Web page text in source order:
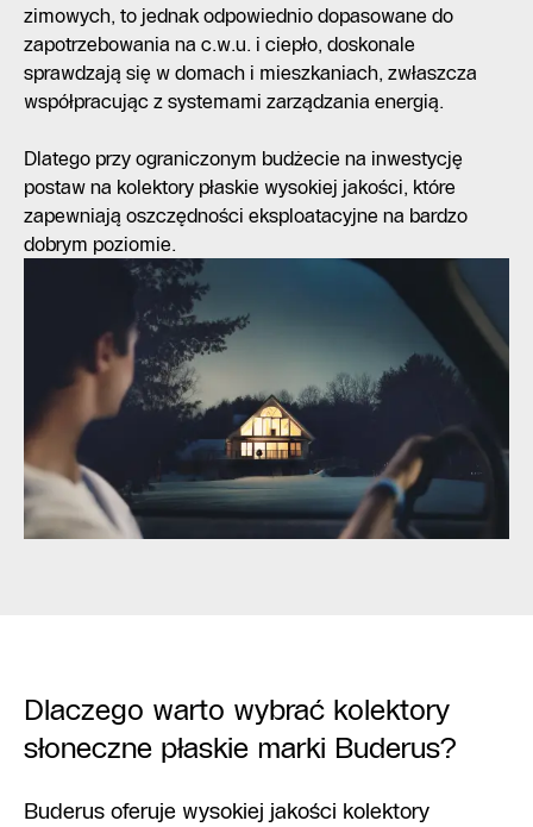
zimowych, to jednak odpowiednio dopasowane do
zapotrzebowania na c.w.u. i ciepło, doskonale
sprawdzają się w domach i mieszkaniach, zwłaszcza
współpracując z systemami zarządzania energią.
Dlatego przy ograniczonym budżecie na inwestycję
postaw na kolektory płaskie wysokiej jakości, które
zapewniają oszczędności eksploatacyjne na bardzo
dobrym poziomie.
Dlaczego warto wybrać kolektory
słoneczne płaskie marki Buderus?
Buderus oferuje wysokiej jakości kolektory